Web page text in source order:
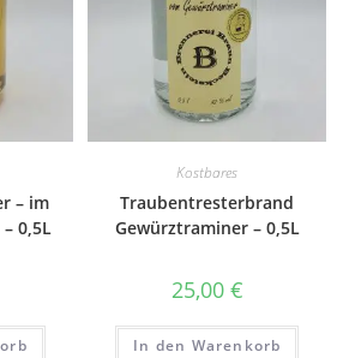
– im
0,5L
Kostbares
Traubentresterbrand
Gewürztraminer – 0,5L
25,00 €
In den Warenkorb